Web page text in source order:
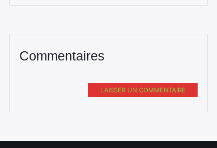
Commentaires
LAISSER UN COMMENTAIRE